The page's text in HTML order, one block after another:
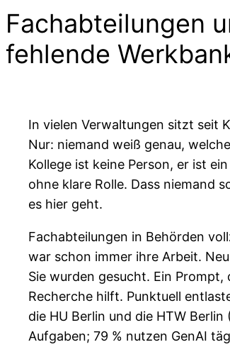
Fachabteilungen
fehlende
In vielen Verwaltungen sitzt seit
Nur: niemand weiß genau,
Kollege ist keine Person, er ist
ohne klare Rolle. Dass niemand
es hier geht.
Fachabteilungen in Behörden
war schon immer ihre Arbeit.
Sie wurden gesucht. Ein
Recherche hilft. Punktuell
die HU Berlin und die HTW
Aufgaben; 79 % nutzen GenAI